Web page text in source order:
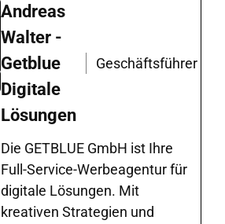
Andreas
Walter -
Getblue
Digitale
Lösungen
Geschäftsführer
Die GETBLUE GmbH ist Ihre
Full-Service-Werbeagentur für
digitale Lösungen. Mit
kreativen Strategien und